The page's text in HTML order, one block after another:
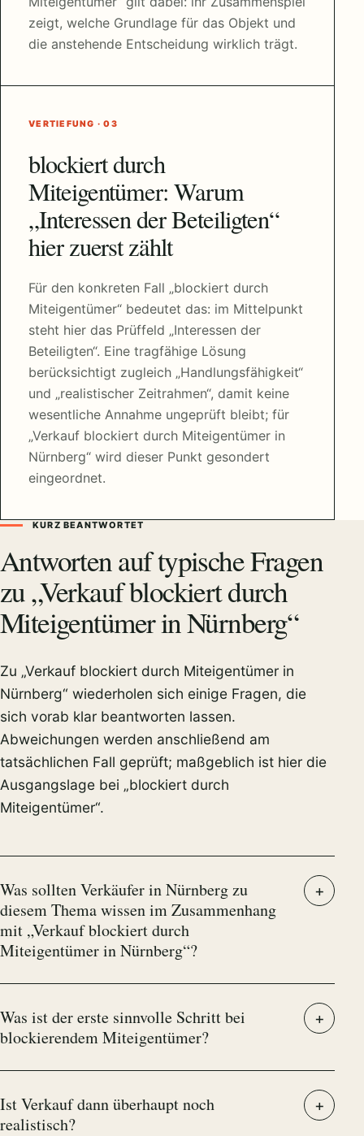
zeigt, welche Grundlage für das Objekt und
die anstehende Entscheidung wirklich trägt.
VERTIEFUNG · 03
blockiert durch
Miteigentümer: Warum
„Interessen der Beteiligten“
hier zuerst zählt
Für den konkreten Fall „blockiert durch
Miteigentümer“ bedeutet das: im Mittelpunkt
steht hier das Prüffeld „Interessen der
Beteiligten“. Eine tragfähige Lösung
berücksichtigt zugleich „Handlungsfähigkeit“
und „realistischer Zeitrahmen“, damit keine
wesentliche Annahme ungeprüft bleibt; für
„Verkauf blockiert durch Miteigentümer in
Nürnberg“ wird dieser Punkt gesondert
eingeordnet.
KURZ BEANTWORTET
Antworten auf typische Fragen
zu „Verkauf blockiert durch
Miteigentümer in Nürnberg“
Zu „Verkauf blockiert durch Miteigentümer in
Nürnberg“ wiederholen sich einige Fragen, die
sich vorab klar beantworten lassen.
Abweichungen werden anschließend am
tatsächlichen Fall geprüft; maßgeblich ist hier die
Ausgangslage bei „blockiert durch
Miteigentümer“.
Was sollten Verkäufer in Nürnberg zu
diesem Thema wissen im Zusammenhang
mit „Verkauf blockiert durch
Miteigentümer in Nürnberg“?
Was ist der erste sinnvolle Schritt bei
blockierendem Miteigentümer?
Ist Verkauf dann überhaupt noch
realistisch?